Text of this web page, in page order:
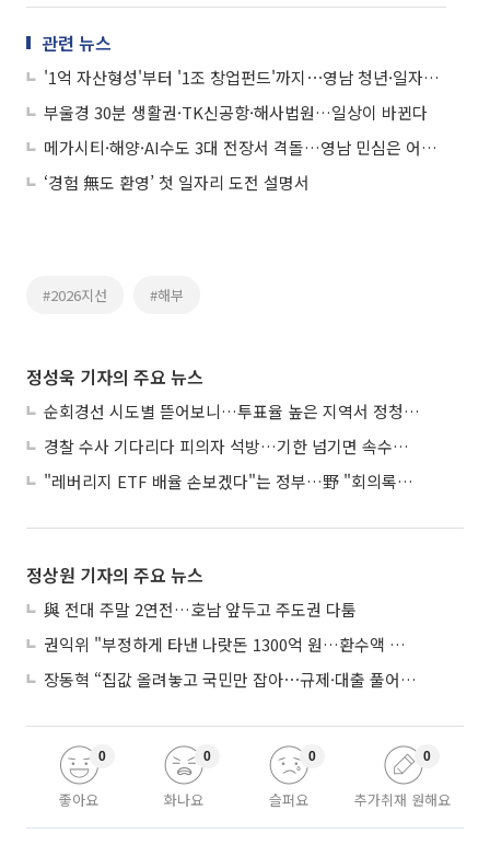
관련 뉴스
'1억 자산형성'부터 '1조 창업펀드'까지⋯영남 청년·일자리 공약 뜯어보니
부울경 30분 생활권·TK신공항·해사법원…일상이 바뀐다
메가시티·해양·AI수도 3대 전장서 격돌…영남 민심은 어디로
‘경험 無도 환영’ 첫 일자리 도전 설명서
#2026지선 #해부
정성욱 기자의 주요 뉴스
순회경선 시도별 뜯어보니…투표율 높은 지역서 정청래 강세
경찰 수사 기다리다 피의자 석방…기한 넘기면 속수무책
"레버리지 ETF 배율 손보겠다"는 정부…野 "회의록부터 내놔야"
정상원 기자의 주요 뉴스
與 전대 주말 2연전…호남 앞두고 주도권 다툼
권익위 "부정하게 타낸 나랏돈 1300억 원…환수액 역대 최대"
장동혁 “집값 올려놓고 국민만 잡아⋯규제·대출 풀어야”
좋아요
0
화나요
0
슬퍼요
0
추가취재 원해요
0